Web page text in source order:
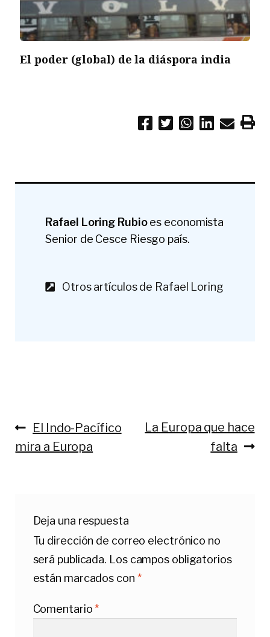
El poder (global) de la diáspora india
Rafael Loring Rubioes economista
Senior de Cesce Riesgo país.
Otros artículos de Rafael Loring
Navegación
de
Anterior:
El Indo-Pacífico
mira a Europa
Siguiente:
La Europa que hace
falta
Deja una respuesta
Tu dirección de correo electrónico no
será publicada. Los campos obligatorios
están marcados con *
Comentario*